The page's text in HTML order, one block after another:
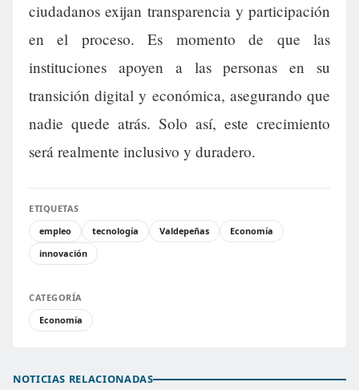
ciudadanos exijan transparencia y participación
en el proceso. Es momento de que las
instituciones apoyen a las personas en su
transición digital y económica, asegurando que
nadie quede atrás. Solo así, este crecimiento
será realmente inclusivo y duradero.
ETIQUETAS
empleo
tecnología Valdepeñas
Economía
innovación
CATEGORÍA
Economía
NOTICIAS RELACIONADAS